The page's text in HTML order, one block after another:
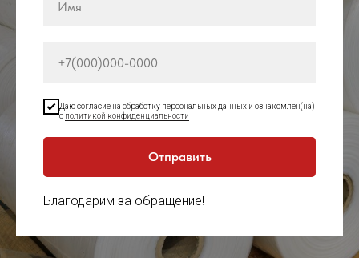
Даю согласие на обработку персональных данных и ознакомлен(на)
с политикой конфиденциальности
Отправить
Благодарим за обращение!